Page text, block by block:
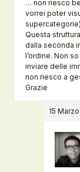
… non riesco
vorrei poter
Questa
dalla seconda
l’ordine. Non
inviare delle
non riesco a
Grazie
15